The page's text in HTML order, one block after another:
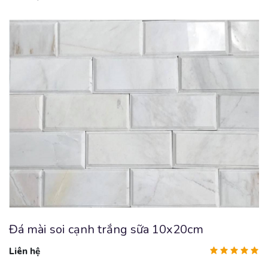
Đá mài soi cạnh trắng sữa 10x20cm
Liên hệ